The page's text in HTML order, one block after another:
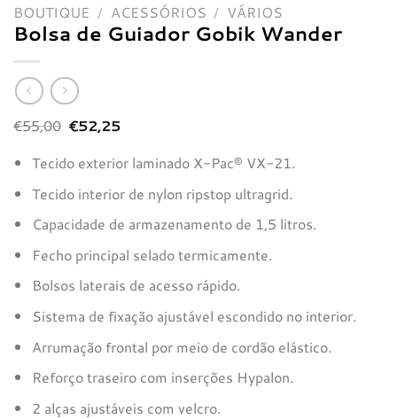
BOUTIQUE / ACESSÓRIOS / VÁRIOS
Bolsa de Guiador Gobik Wander
€55,00 O
preço
era:
€52,25O
atual
é:
Tecido exterior laminado X-Pac® VX-21.
Tecido interior de nylon ripstop ultragrid.
Capacidade de armazenamento de 1,5 litros.
Fecho principal selado termicamente.
Bolsos laterais de acesso rápido.
Sistema de fixação ajustável escondido no interior.
Arrumação frontal por meio de cordão elástico.
Reforço traseiro com inserções Hypalon.
2 alças ajustáveis ​​com velcro.